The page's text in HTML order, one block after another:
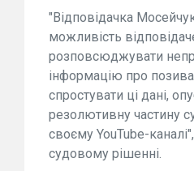
"Відповідачка
можливість
розповсюджувати
інформацію про
спростувати ці дані,
резолютивну частину
своєму YouTube-
судовому рішенні.